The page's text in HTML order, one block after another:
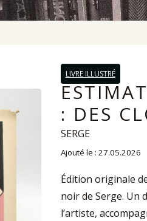
LIVRE ILLUSTRÉ
: DES
SERGE
Ajouté le : 27.05.2026
Édition originale
noir de Serge. Un
l’artiste,